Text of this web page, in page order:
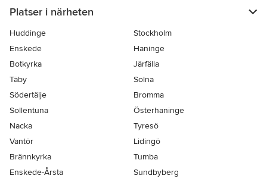
Platser i närheten
Huddinge
Stockholm
Enskede
Haninge
Botkyrka
Järfälla
Täby
Solna
Södertälje
Bromma
Sollentuna
Österhaninge
Nacka
Tyresö
Vantör
Lidingö
Brännkyrka
Tumba
Enskede-Årsta
Sundbyberg